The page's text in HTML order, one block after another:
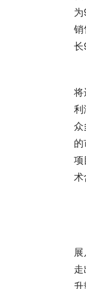
销
长
将
利
众
项
术